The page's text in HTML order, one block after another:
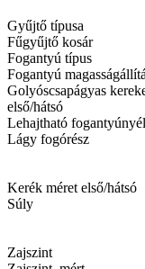
Gyűjtő típusa
Fűgyűjtő kosár
Fogantyú típus
Fogantyú
Golyóscsapágyas
első/hátsó
Lehajtható fogantyúnyél
Lágy fogórész
Kerék méret első/hátsó
Súly
Zajszint